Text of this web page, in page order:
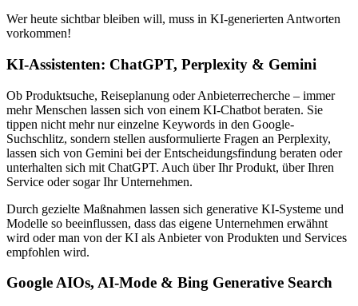
Wer heute sichtbar bleiben will, muss in KI-generierten Antworten
vorkommen!
KI-Assistenten: ChatGPT, Perplexity & Gemini
Ob Produktsuche, Reiseplanung oder Anbieterrecherche – immer
mehr Menschen lassen sich von einem KI-Chatbot beraten. Sie
tippen nicht mehr nur einzelne Keywords in den Google-
Suchschlitz, sondern stellen ausformulierte Fragen an Perplexity,
lassen sich von Gemini bei der Entscheidungsfindung beraten oder
unterhalten sich mit ChatGPT. Auch über Ihr Produkt, über Ihren
Service oder sogar Ihr Unternehmen.
Durch gezielte Maßnahmen lassen sich generative KI-Systeme und
Modelle so beeinflussen, dass das eigene Unternehmen erwähnt
wird oder man von der KI als Anbieter von Produkten und Services
empfohlen wird.
Google AIOs, AI-Mode & Bing Generative Search